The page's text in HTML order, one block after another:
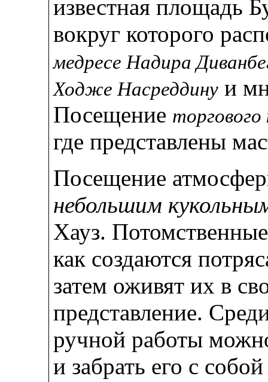
известная площадь
вокруг которого
медресе Надира
Ходже Насреддину и
Посещение
где представлены
Посещение
небольшим
Хауз.
как создаются
затем оживят их в
представление.
ручной работы
и забрать его с